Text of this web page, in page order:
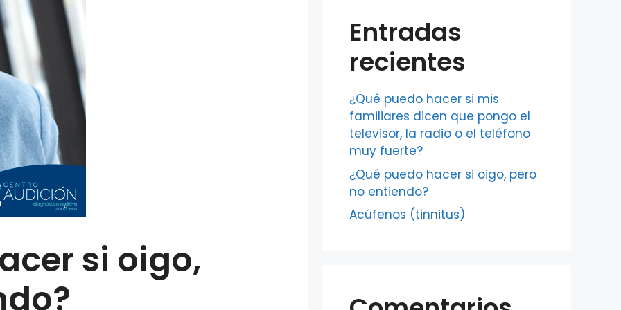
si oigo,
Entradas
recientes
¿Qué puedo hacer si mis
familiares dicen que pongo el
televisor, la radio o el teléfono
muy fuerte?
¿Qué puedo hacer si oigo, pero
no entiendo?
Acúfenos (tinnitus)